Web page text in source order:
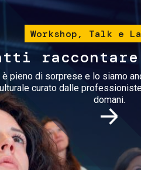
Workshop, Talk e
è pieno di sorprese e lo siamo
curato dalle
domani.